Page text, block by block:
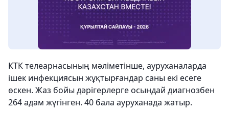
КТК телеарнасының мәліметінше, ауруханаларда
ішек инфекциясын жұқтырғандар саны екі есеге
өскен. Жаз бойы дәрігерлерге осындай диагнозбен
264 адам жүгінген. 40 бала ауруханада жатыр.